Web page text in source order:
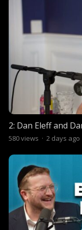
2: Dan Eleff and
580views · 2 days ago